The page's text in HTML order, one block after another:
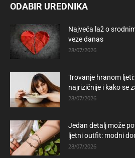
ODABIR UREDNIKA
Najveća laž o
veze danas
28/07/2026
Trovanje hranom
najrizičnije i kako se
28/07/2026
Jedan detalj može
ljetni outfit: modni
28/07/2026